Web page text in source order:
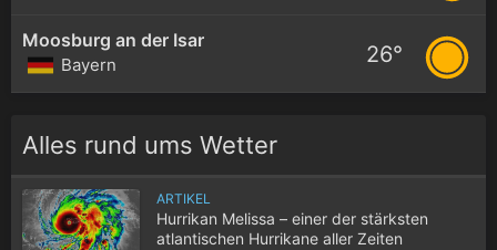
Moosburg an der Isar
Bayern 26°
Alles rund ums Wetter
ARTIKEL
Hurrikan Melissa – einer der stärksten
atlantischen Hurrikane aller Zeiten